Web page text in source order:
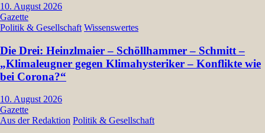
10. August 2026
Gazette
Politik & Gesellschaft Wissenswertes
Die Drei: Heinzlmaier – Schöllhammer – Schmitt –
„Klimaleugner gegen Klimahysteriker – Konflikte wie
bei Corona?“
10. August 2026
Gazette
Aus der Redaktion Politik & Gesellschaft